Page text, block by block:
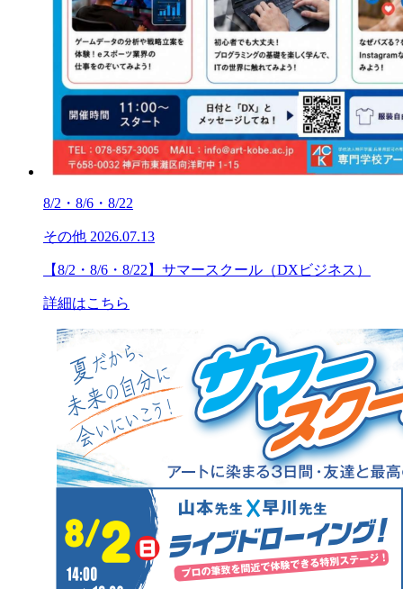
8/2・8/6・8/22
その他 2026.07.13
【8/2・8/6・8/22】サマースクール（DXビジネス）
詳細はこちら